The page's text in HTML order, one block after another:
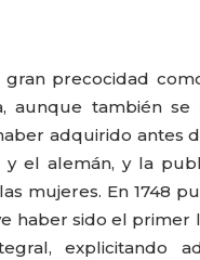
gran precocidad
también se
adquirido antes
el alemán, y la
mujeres. En 1748
haber sido el
explicitando